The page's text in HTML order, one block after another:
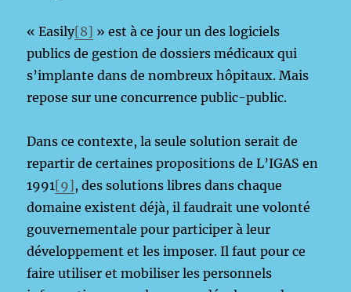
« Easily[8] » est à ce jour un des logiciels
publics de gestion de dossiers médicaux qui
s’implante dans de nombreux hôpitaux. Mais
repose sur une concurrence public-public.
Dans ce contexte, la seule solution serait de
repartir de certaines propositions de L’IGAS en
1991[9], des solutions libres dans chaque
domaine existent déjà, il faudrait une volonté
gouvernementale pour participer à leur
développement et les imposer. Il faut pour ce
faire utiliser et mobiliser les personnels